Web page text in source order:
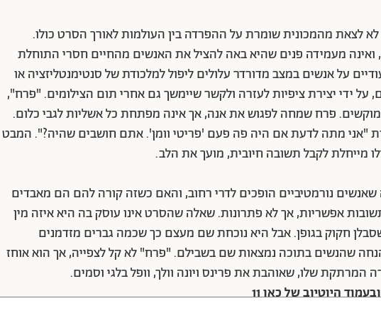
לצאת מהמכונית שומרת על ההפרדה בין העולמות לאורך הסרט כולו.
ואינה מעמידה פנים שהיא באה להציל את האנשים מהחיים חסרי התוחלת
על אנשים במצב מדורדר עלולים ליפול למלכודת של סנטימנטליזציה או
על ידי יצירת ציפיות לעזרה ולקשר שיימשך גם אחרי תום הצילומים. "פרח",
פרח שמחה לפגוש את אנה, אך אינה מפתחת כל אשליות לגבי כלום.
"אני מתה לדעת אם היה פה פעם 'פריטי וומן'. אתם חושבים שהיה?". המבט
מייחלת לקבל תשובה חיובית, מועך את הלב.
נורמטיביים הופכים לדרי רחוב, והאם כשזה קורה להם הם מאבדים
אפשריות, אך לא פתרונות. שאלה שהסרט אינו עוסק בה היא איזה מין
חקוק בגופן. אבל היא נוכחת שם מעצם כך שכמה גברים מזדמנים
שהנשים בתוכה נמצאות שם בשבילם. "פרח" לא קל לצפייה, אך הוא אוחז
המרתקת שלו, שאוהבת את פרינס ויונה וולך, וופל בלגי וסמים.